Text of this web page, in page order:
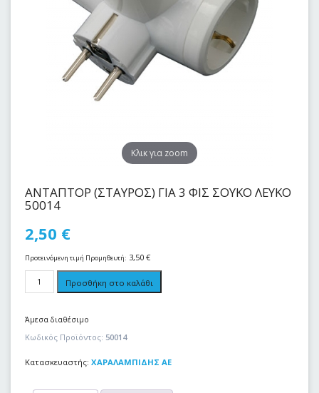
Kλικ για zoom
ΑΝΤΑΠΤΟΡ (ΣΤΑΥΡΟΣ) ΓΙΑ 3 ΦΙΣ ΣΟΥΚΟ ΛΕΥΚΟ
50014
2,50 €
Προτεινόμενη τιμή Προμηθευτή: 3,50 €
Προσθήκη στο καλάθι
Άμεσα διαθέσιμο
Κωδικός Προϊόντος: 50014
Κατασκευαστής: ΧΑΡΑΛΑΜΠΙΔΗΣ ΑΕ